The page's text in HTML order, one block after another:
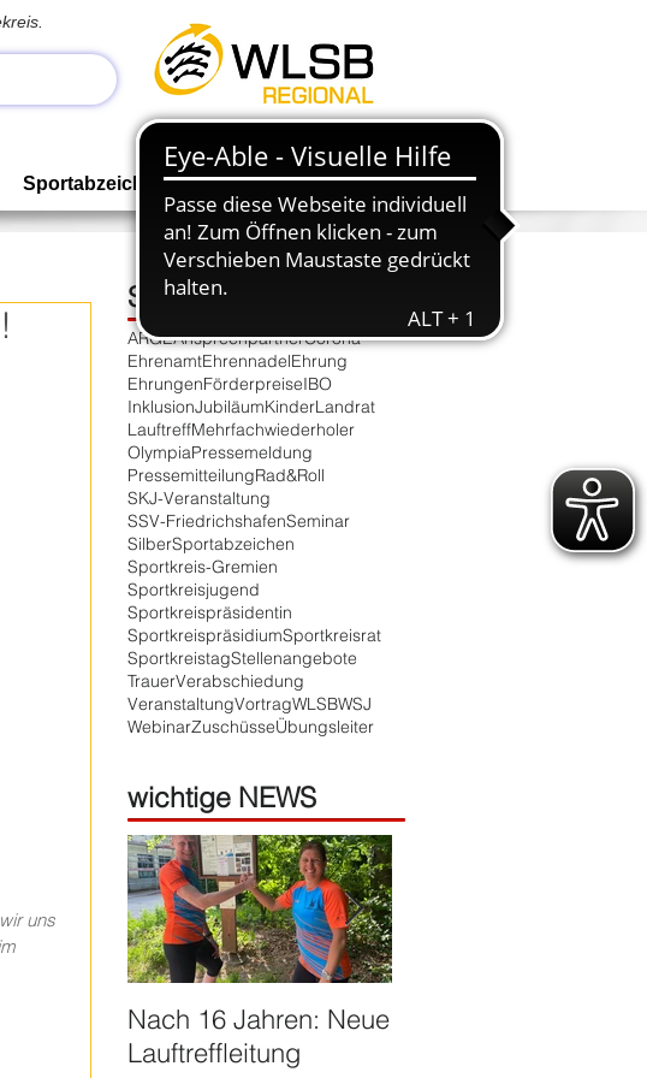
Anmelden
Sportabzeichen Geschäftsstelle NEWS
uns
Schlagwortsuche
ARGEAnsprechpartnerCorona
EhrenamtEhrennadelEhrung
EhrungenFörderpreiseIBO
InklusionJubiläumKinderLandrat
LauftreffMehrfachwiederholer
OlympiaPressemeldung
PressemitteilungRad&Roll
SKJ-Veranstaltung
SSV-FriedrichshafenSeminar
SilberSportabzeichen
Sportkreis-Gremien
Sportkreisjugend
Sportkreispräsidentin
SportkreispräsidiumSportkreisrat
SportkreistagStellenangebote
TrauerVerabschiedung
VeranstaltungVortragWLSBWSJ
WebinarZuschüsseÜbungsleiter
wichtige NEWS
Nach 16 Jahren: Neue
Lauftreffleitung